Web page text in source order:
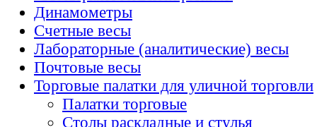
Динамометры
Счетные весы
Лабораторные (аналитические) весы
Почтовые весы
Торговые палатки для уличной торговли
Палатки торговые
Столы раскладные и стулья